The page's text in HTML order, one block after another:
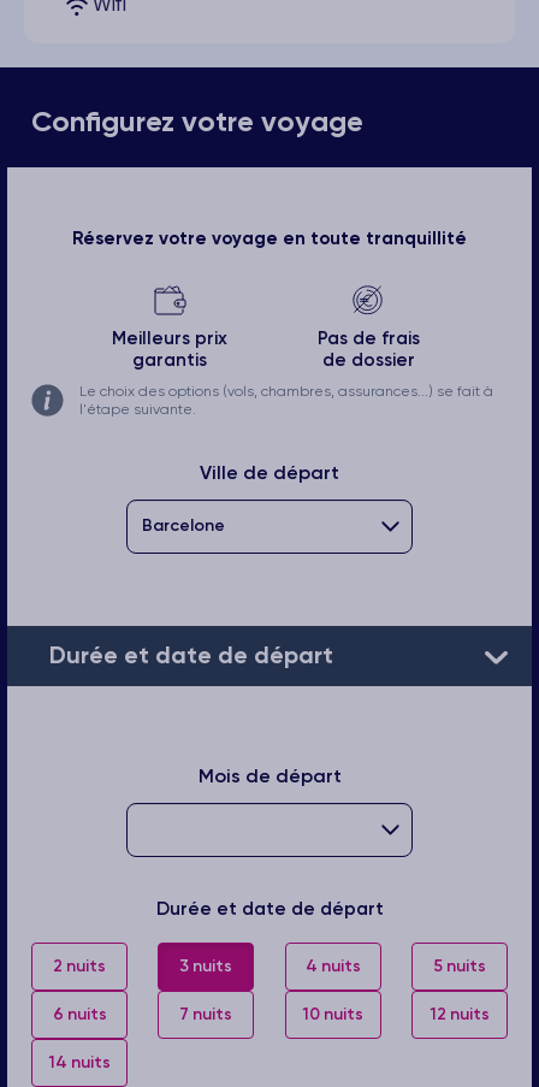
Configurez votre voyage
Réservez votre voyage en toute tranquillité
Meilleurs prix
garantis
Pas de frais
de dossier
Le choix des options (vols, chambres, assurances...) se fait à
l'étape suivante.
Ville de départ
Durée et date de départ
Mois de départ
Durée et date de départ
2 nuits 3 nuits 4 nuits 5 nuits
6 nuits 7 nuits 10 nuits 12 nuits
14 nuits